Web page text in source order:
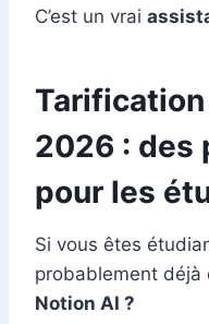
C’est un vrai
2026 : des
pour les
Si vous êtes
probablement déjà
Notion AI ?